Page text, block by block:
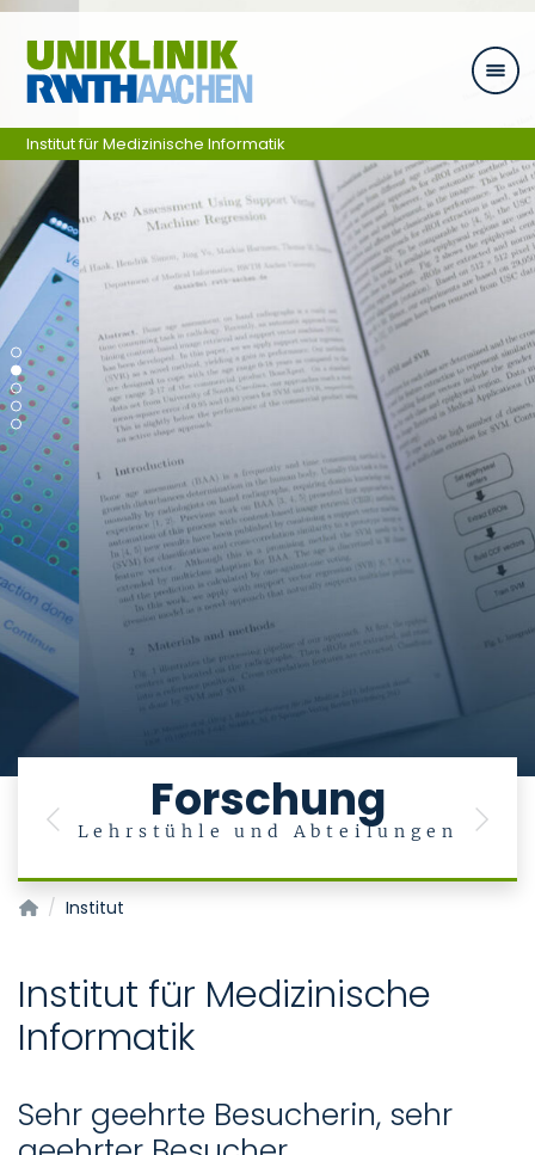
Zum Inhalt springen
Forschung
Lehrstühle und Abteilungen
Previous Next
Institut für Medizinische Informatik
Institut für Medizinische Informatik
Institut
Institut für Medizinische
Informatik
Sehr geehrte Besucherin, sehr